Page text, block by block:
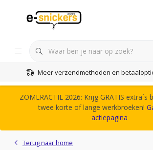
Meer verzendmethoden en
ZOMERACTIE 2026: Krijg GRATIS extra´s
twee korte of lange werkbroeken!
actiepagina
Terug naar home